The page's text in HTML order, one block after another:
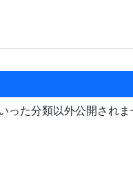
った分類以外公開され